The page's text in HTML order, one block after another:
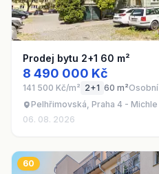
Prodej bytu 2+1 60 m²
8 490 000 Kč
141 500 Kč/m² 2+1 60 m²Osobní
Pelhřimovská, Praha 4 - Michle
06. 08. 2026
60